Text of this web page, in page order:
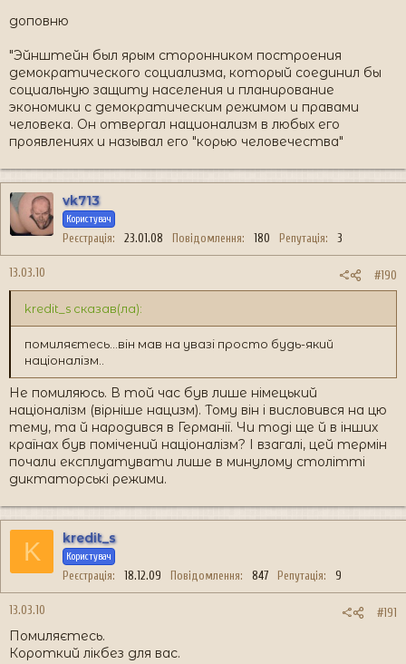
доповню
"Эйнштейн был ярым сторонником построения
демократического социализма, который соединил бы
социальную защиту населения и планирование
экономики с демократическим режимом и правами
человека. Он отвергал национализм в любых его
проявлениях и называл его "корью человечества"
vk713
Користувач
Реєстрація 23.01.08 Повідомлення 180 Репутація 3
13.03.10 #190
kredit_s сказав(ла):
помиляєтесь...він мав на увазі просто будь-який
націоналізм..
Не помиляюсь. В той час був лише німецький
націоналізм (вірніше нацизм). Тому він і висловився на цю
тему, та й народився в Германії. Чи тоді ще й в інших
країнах був помічений націоналізм? І взагалі, цей термін
почали експлуатувати лише в минулому столітті
диктаторські режими.
K kredit_s
Користувач
Реєстрація 18.12.09 Повідомлення 847 Репутація 9
13.03.10 #191
Помиляєтесь.
Короткий лікбез для вас.